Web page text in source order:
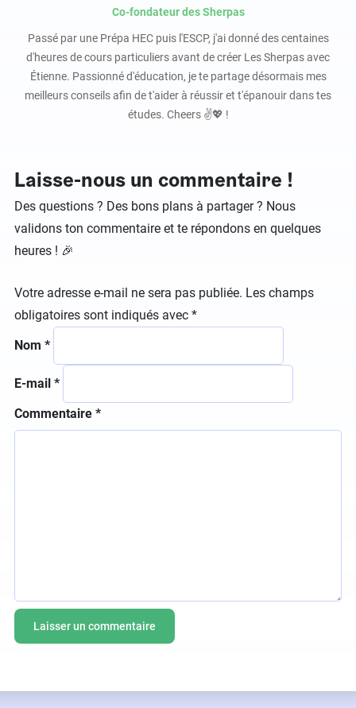
Co-fondateur des Sherpas
Passé par une Prépa HEC puis l'ESCP, j'ai donné des centaines
d'heures de cours particuliers avant de créer Les Sherpas avec
Étienne. Passionné d'éducation, je te partage désormais mes
meilleurs conseils afin de t'aider à réussir et t'épanouir dans tes
études. Cheers ✌️💖 !
Laisse-nous un commentaire !
Des questions ? Des bons plans à partager ? Nous
validons ton commentaire et te répondons en quelques
heures ! 🎉
Votre adresse e-mail ne sera pas publiée. Les champs
obligatoires sont indiqués avec *
Commentaire *
Nom *
E-mail *